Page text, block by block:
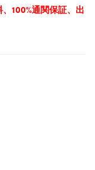
100%通関保証、出